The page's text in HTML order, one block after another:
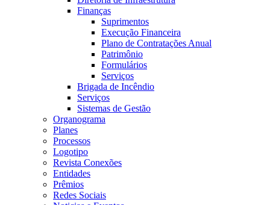
Finanças
Suprimentos
Execução Financeira
Plano de Contratações Anual
Patrimônio
Formulários
Serviços
Brigada de Incêndio
Serviços
Sistemas de Gestão
Organograma
Planes
Processos
Logotipo
Revista Conexões
Entidades
Prêmios
Redes Sociais